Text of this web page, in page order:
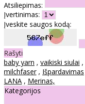
Atsiliepimas:
Įvertinimas:
Įveskite saugos kodą:
Rašyti
baby yarn , vaikiski siulai ,
milchfaser, Išpardavimas
LANA , Merinas,
Kategorijos